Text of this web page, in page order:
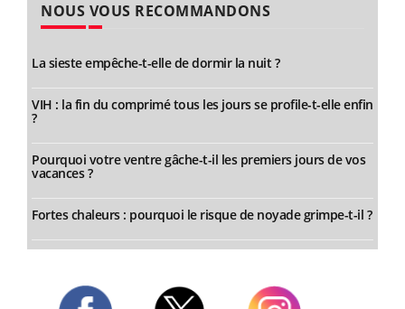
NOUS VOUS RECOMMANDONS
La sieste empêche-t-elle de dormir la nuit ?
VIH : la fin du comprimé tous les jours se profile-t-elle enfin
?
Pourquoi votre ventre gâche-t-il les premiers jours de vos
vacances ?
Fortes chaleurs : pourquoi le risque de noyade grimpe-t-il ?